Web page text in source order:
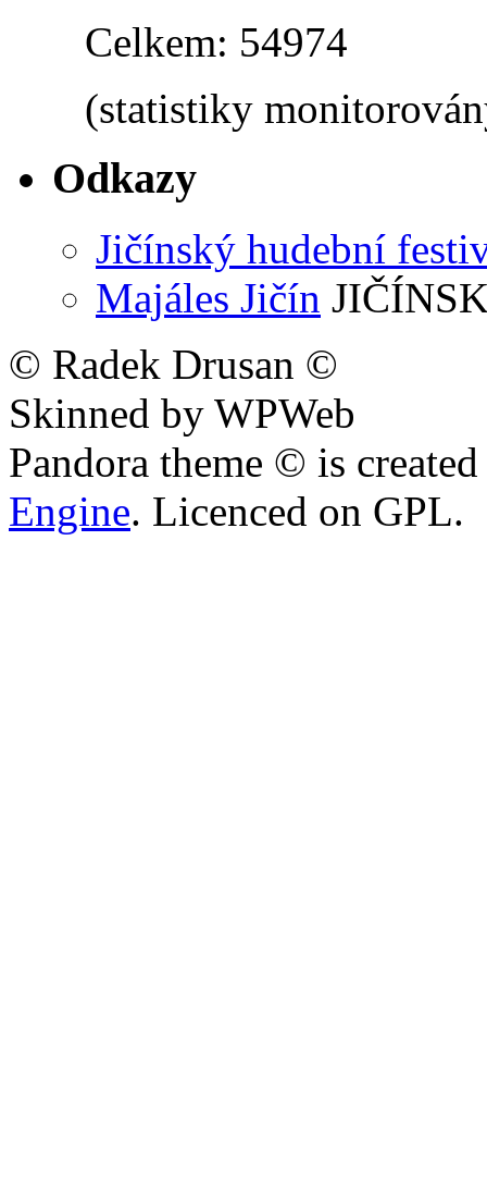
Celkem: 54974
(statistiky
Odkazy
Jičínský hudební
Majáles Jičín
© Radek Drusan ©
Skinned by WPWeb
Pandora theme © is
Engine. Licenced on GPL.